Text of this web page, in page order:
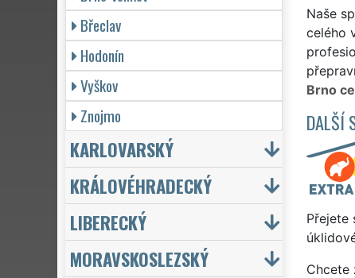
Naše
celého
Brno
DALŠÍ
Přejete
Chcete
Břeclav
Hodonín
Vyškov
Znojmo
KARLOVARSKÝ
KRÁLOVÉHRADECKÝ
LIBERECKÝ
MORAVSKOSLEZSKÝ